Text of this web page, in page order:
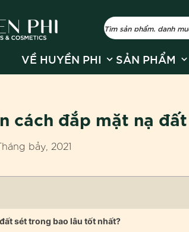
VỀ HUYỀN PHI Show submenu
SẢN PHẨM
cách đắp mặt nạ
bảy, 2021
sét trong bao lâu tốt nhất?